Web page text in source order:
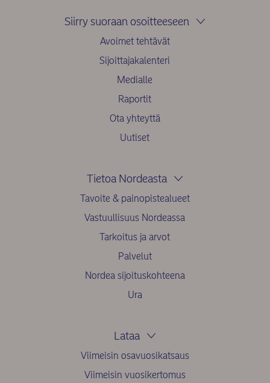
Siirry suoraan osoitteeseen
Avoimet tehtävät
Sijoittajakalenteri
Medialle
Raportit
Ota yhteyttä
Uutiset
Tietoa Nordeasta
Tavoite & painopistealueet
Vastuullisuus Nordeassa
Tarkoitus ja arvot
Palvelut
Nordea sijoituskohteena
Ura
Lataa
Viimeisin osavuosikatsaus
Viimeisin vuosikertomus